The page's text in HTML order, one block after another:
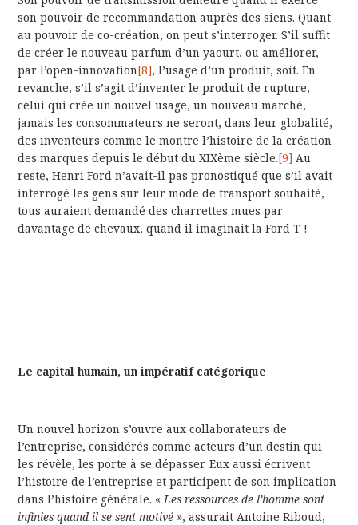
son pouvoir de recommandation auprès des siens. Quant
au pouvoir de co-création, on peut s’interroger. S’il suffit
de créer le nouveau parfum d’un yaourt, ou améliorer,
par l’open-innovation[8], l’usage d’un produit, soit. En
revanche, s’il s’agit d’inventer le produit de rupture,
celui qui crée un nouvel usage, un nouveau marché,
jamais les consommateurs ne seront, dans leur globalité,
des inventeurs comme le montre l’histoire de la création
des marques depuis le début du XIXème siècle.[9] Au
reste, Henri Ford n’avait-il pas pronostiqué que s’il avait
interrogé les gens sur leur mode de transport souhaité,
tous auraient demandé des charrettes mues par
davantage de chevaux, quand il imaginait la Ford T !
Le capital humain, un impératif catégorique
Un nouvel horizon s’ouvre aux collaborateurs de
l’entreprise, considérés comme acteurs d’un destin qui
les révèle, les porte à se dépasser. Eux aussi écrivent
l’histoire de l’entreprise et participent de son implication
dans l’histoire générale. «Les ressources de l’homme sont
infinies quand il se sent motivé », assurait Antoine Riboud,